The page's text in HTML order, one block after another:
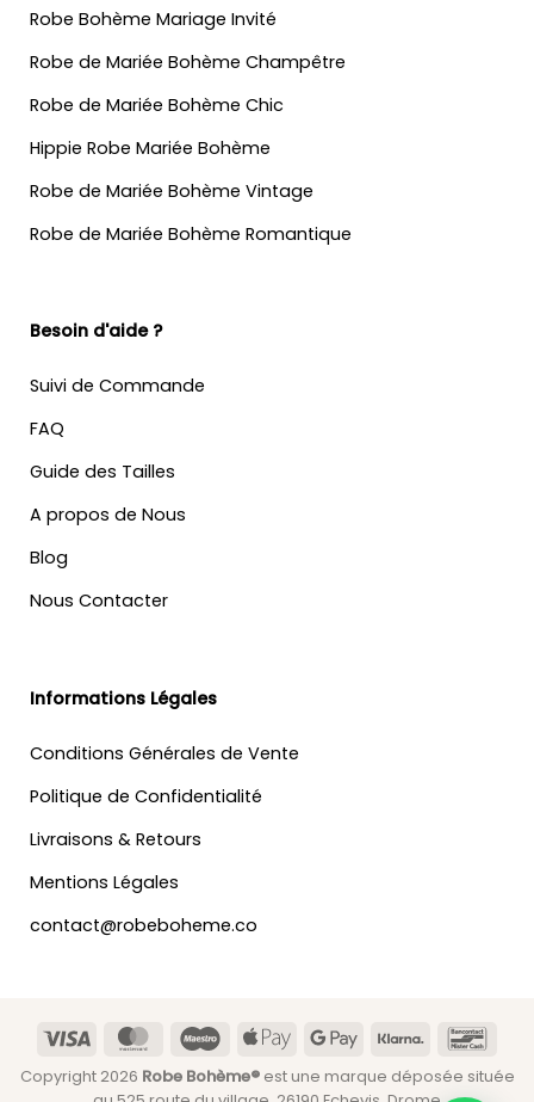
Robe Bohème Mariage Invité
Robe de Mariée Bohème Champêtre
Robe de Mariée Bohème Chic
Hippie Robe Mariée Bohème
Robe de Mariée Bohème Vintage
Robe de Mariée Bohème Romantique
Besoin d'aide ?
Suivi de Commande
FAQ
Guide des Tailles
A propos de Nous
Blog
Nous Contacter
Informations Légales
Conditions Générales de Vente
Politique de Confidentialité
Livraisons & Retours
Mentions Légales
contact@robeboheme.co
Visa MasterCardMaestroApple
Google Klarna
Copyright 2026 Robe Bohème®est une marque déposée située